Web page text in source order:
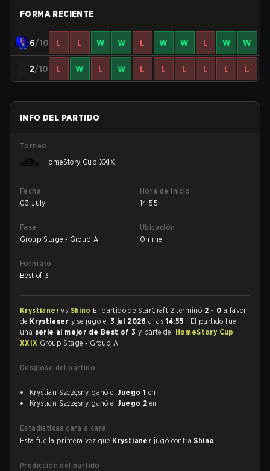
FORMA RECIENTE
6/10 L L W W L W W L W W
2/10 L W L W L L L L L L
INFO DEL PARTIDO
Torneo
HomeStory Cup XXIX
Fecha
03 July
Hora de inicio
14:55
Fase
Group Stage - Group A
Ubicación
Online
Formato
Best of 3
Krystianervs Shino El partido de StarCraft 2 terminó 2 - 0 a favor
de Krystianer y se jugó el 3 jul 2026a las 14:55 . El partido fue
una serie al mejor de Best of 3 y parte del HomeStory Cup
XXIX Group Stage - Group A.
Desglose del partido
Krystian Szczęsny ganó elJuego 1 en
Krystian Szczęsny ganó elJuego 2 en
Estadísticas cara a cara
Esta fue la primera vez que Krystianer jugó contraShino .
Predicción del partido